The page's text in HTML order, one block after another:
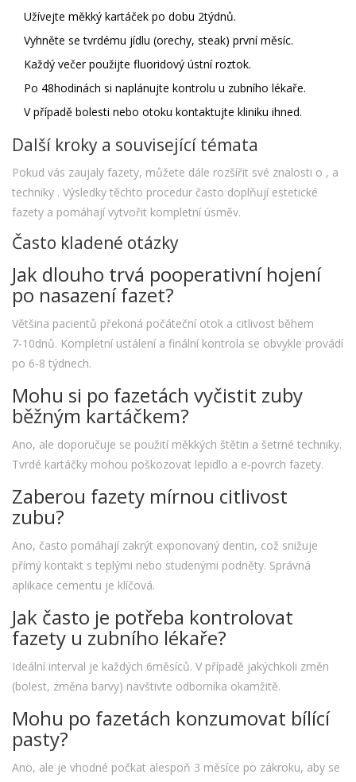
Užívejte měkký kartáček po dobu 2týdnů.
Vyhněte se tvrdému jídlu (orechy, steak) první měsíc.
Každý večer použijte fluoridový ústní roztok.
Po 48hodinách si naplánujte kontrolu u zubního lékaře.
V případě bolesti nebo otoku kontaktujte kliniku ihned.
Další kroky a související témata
Pokud vás zaujaly fazety, můžete dále rozšířit své znalosti o , a
techniky . Výsledky těchto procedur často doplňují estetické
fazety a pomáhají vytvořit kompletní úsměv.
Často kladené otázky
Jak dlouho trvá pooperativní hojení
po nasazení fazet?
Většina pacientů překoná počáteční otok a citlivost během
7‑10dnů. Kompletní ustálení a finální kontrola se obvykle provádí
po 6‑8 týdnech.
Mohu si po fazetách vyčistit zuby
běžným kartáčkem?
Ano, ale doporučuje se použití měkkých štětin a šetrné techniky.
Tvrdé kartáčky mohou poškozovat lepidlo a e‑povrch fazety.
Zaberou fazety mírnou citlivost
zubu?
Ano, často pomáhají zakrýt exponovaný dentin, což snižuje
přímý kontakt s teplými nebo studenými podněty. Správná
aplikace cementu je klíčová.
Jak často je potřeba kontrolovat
fazety u zubního lékaře?
Ideální interval je každých 6měsíců. V případě jakýchkoli změn
(bolest, změna barvy) navštivte odborníka okamžitě.
Mohu po fazetách konzumovat bílící
pasty?
Ano, ale je vhodné počkat alespoň 3 měsíce po zákroku, aby se